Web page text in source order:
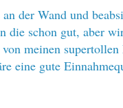
der Wand und
die schon gut, aber
meinen supertollen
eine gute